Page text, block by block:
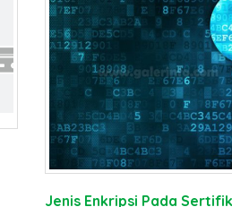
Jenis Enkripsi Pada